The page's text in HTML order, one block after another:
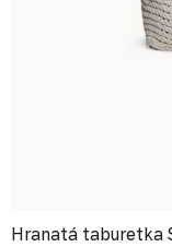
Hranatá taburetka